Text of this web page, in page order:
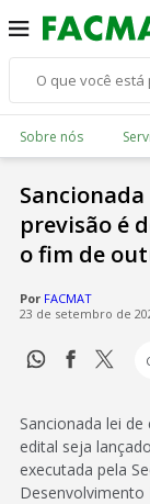
Sobre nós
previsão é
o fim de
Por FACMAT
23 de setembro de
Sancionada lei
edital seja
executada pela
Desenvolvimento